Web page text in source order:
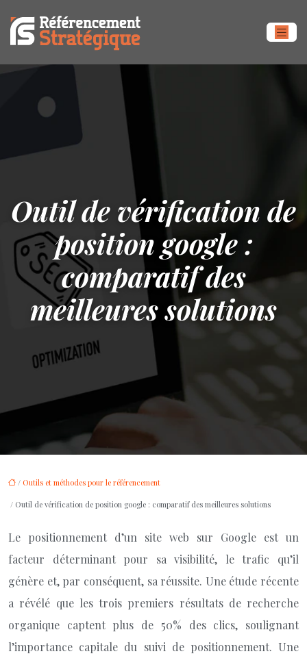
Outil de vérification de
position google :
comparatif des
meilleures solutions
/ Outils et méthodes pour le référencement
/ Outil de vérification de position google : comparatif des meilleures solutions
Le positionnement d’un site web sur Google est un
facteur déterminant pour sa visibilité, le trafic qu’il
génère et, par conséquent, sa réussite. Une étude récente
a révélé que les trois premiers résultats de recherche
organique captent plus de 50% des clics, soulignant
l’importance capitale du suivi de positionnement. Une